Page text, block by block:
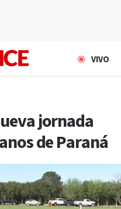
VIVO
jornada
de Paraná